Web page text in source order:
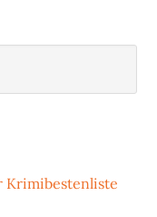
Krimibestenliste